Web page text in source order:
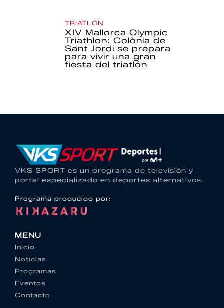
TRIATLÓN
XIV Mallorca Olympic
Triathlon: Colònia de
Sant Jordi se prepara
para vivir una gran
fiesta del triatlón
VKS SPORT es un programa de televisión y
portal especializado en deportes alternativos.
Programa producido por:
MENU
Inicio
Noticias
Programas
Eventos
Contacto